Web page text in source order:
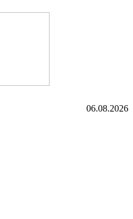
06.08.2026